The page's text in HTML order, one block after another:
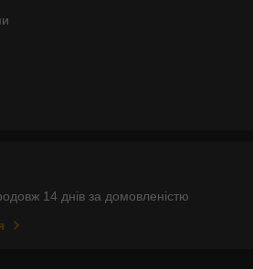
14 днів за домовленістю